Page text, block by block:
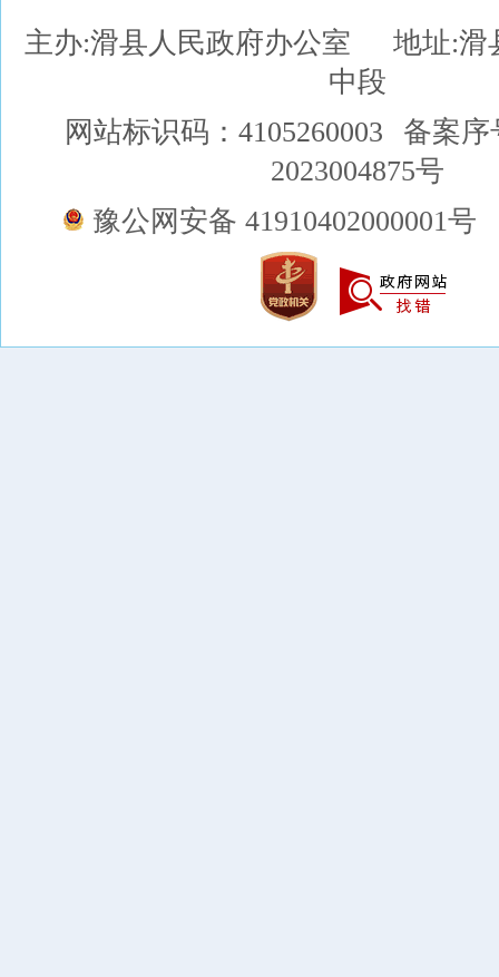
主办:滑县人民政府办公室
地址:滑
中段
网站标识码：4105260003
备案序
2023004875号
豫公网安备 41910402000001号